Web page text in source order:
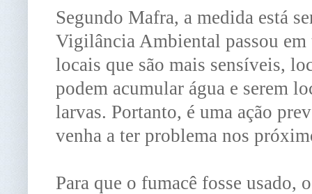
Segundo Mafra, a medida está
Vigilância Ambiental passou em
locais que são mais sensíveis,
podem acumular água e serem
larvas. Portanto, é uma ação
venha a ter problema nos
Para que o fumacê fosse usado,